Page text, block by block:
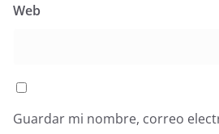
Web
Guardar mi nombre, correo